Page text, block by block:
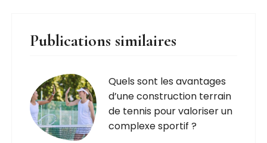
Publications similaires
Quels sont les avantages
d’une construction terrain
de tennis pour valoriser un
complexe sportif ?